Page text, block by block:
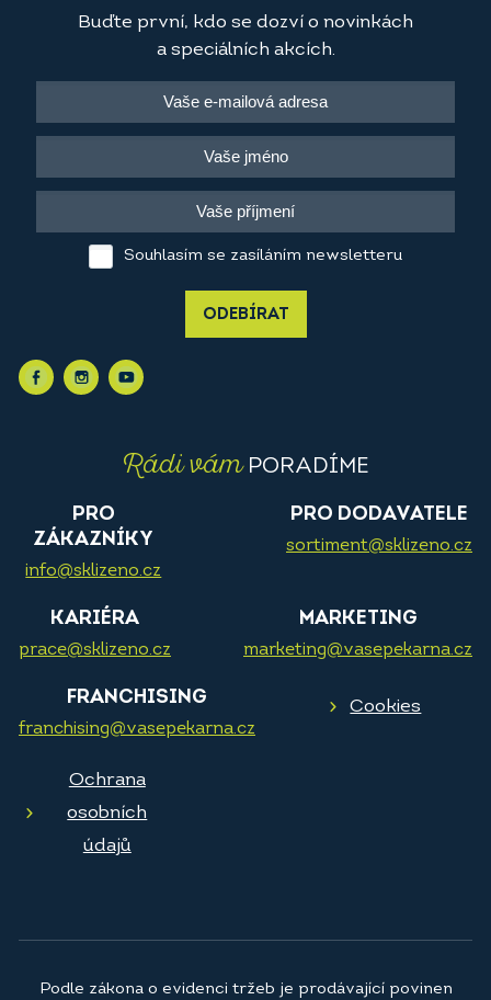
Buďte první, kdo se dozví o novinkách
a speciálních akcích.
Souhlasím se zasíláním newsletteru
ODEBÍRAT
Rádi vámPORADÍME
PRO
ZÁKAZNÍKY
info@sklizeno.cz
PRO DODAVATELE
sortiment@sklizeno.cz
KARIÉRA
prace@sklizeno.cz
MARKETING
marketing@vasepekarna.cz
FRANCHISING
franchising@vasepekarna.cz
Cookies
Ochrana
osobních
údajů
Podle zákona o evidenci tržeb je prodávající povinen